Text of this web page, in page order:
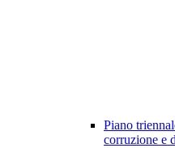
Piano
corruzione e